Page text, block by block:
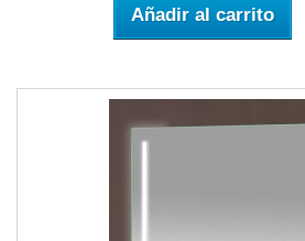
Añadir al carrito